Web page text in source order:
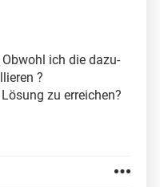
ich die dazu-
?
zu erreichen?